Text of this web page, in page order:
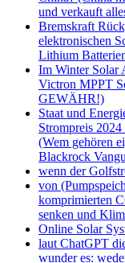
und verkauft
Bremskraft
elektronischen
Lithium
Im Winter Solar
Victron MPPT
GEWÄHR!)
Staat und
Strompreis
(Wem gehören
Blackrock
wenn der
von
komprimierten
senken und
Online Solar
laut ChatGPT
wunder es: